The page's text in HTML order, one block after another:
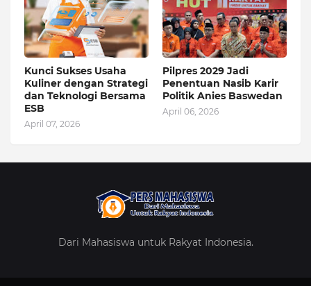
Kunci Sukses Usaha
Kuliner dengan Strategi
dan Teknologi Bersama
ESB
April 07, 2026
Pilpres 2029 Jadi
Penentuan Nasib Karir
Politik Anies Baswedan
April 06, 2026
Dari Mahasiswa untuk Rakyat Indonesia.